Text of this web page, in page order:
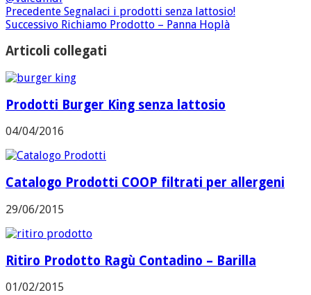
Precedente Segnalaci i prodotti senza lattosio!
Successivo Richiamo Prodotto – Panna Hoplà
Articoli collegati
Prodotti Burger King senza lattosio
04/04/2016
Catalogo Prodotti COOP filtrati per allergeni
29/06/2015
Ritiro Prodotto Ragù Contadino – Barilla
01/02/2015